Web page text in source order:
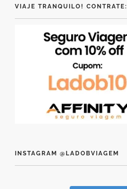
VIAJE TRANQUILO! CONTRATE:
INSTAGRAM @LADOBVIAGEM